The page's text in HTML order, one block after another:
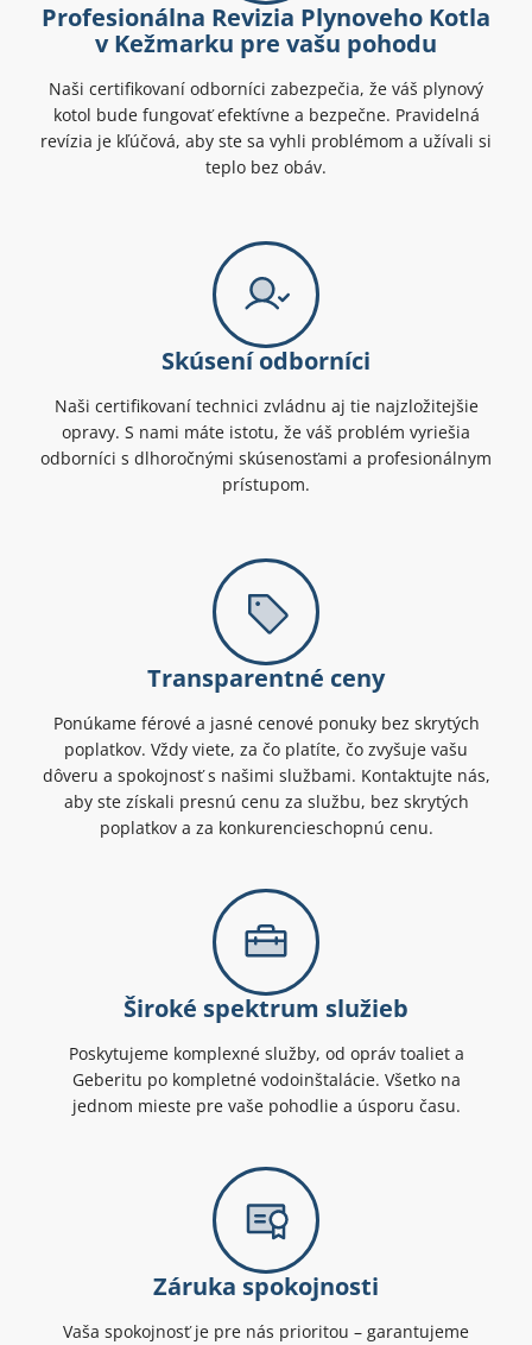
Profesionálna Revizia Plynoveho Kotla
v Kežmarku pre vašu pohodu
Naši certifikovaní odborníci zabezpečia, že váš plynový
kotol bude fungovať efektívne a bezpečne. Pravidelná
revízia je kľúčová, aby ste sa vyhli problémom a užívali si
teplo bez obáv.
Skúsení odborníci
Naši certifikovaní technici zvládnu aj tie najzložitejšie
opravy. S nami máte istotu, že váš problém vyriešia
odborníci s dlhoročnými skúsenosťami a profesionálnym
prístupom.
Transparentné ceny
Ponúkame férové a jasné cenové ponuky bez skrytých
poplatkov. Vždy viete, za čo platíte, čo zvyšuje vašu
dôveru a spokojnosť s našimi službami. Kontaktujte nás,
aby ste získali presnú cenu za službu, bez skrytých
poplatkov a za konkurencieschopnú cenu.
Široké spektrum služieb
Poskytujeme komplexné služby, od opráv toaliet a
Geberitu po kompletné vodoinštalácie. Všetko na
jednom mieste pre vaše pohodlie a úsporu času.
Záruka spokojnosti
Vaša spokojnosť je pre nás prioritou – garantujeme